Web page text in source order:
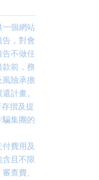
一個網站
告，對會
告不做任
款前，務
風險承擔
計畫。
摺及提
騙集團的
費用及
含且不限
查費、